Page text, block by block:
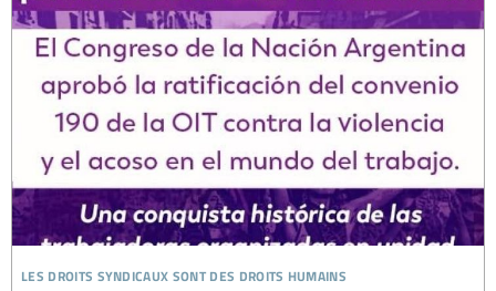
les droits syndicaux sont des droits humains